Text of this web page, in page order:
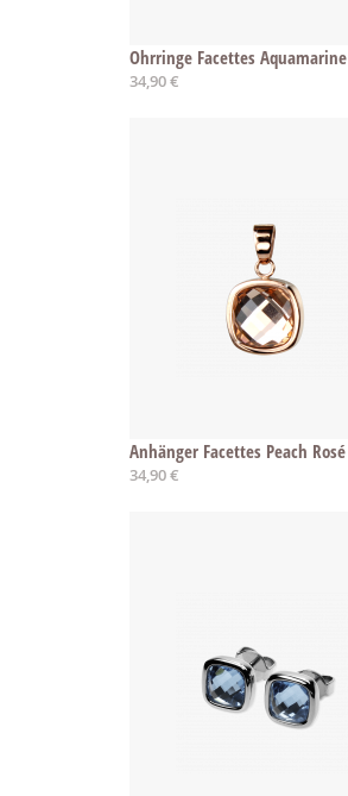
Ohrringe Facettes Aquamarine
34,90 €
Anhänger Facettes Peach Rosé
34,90 €